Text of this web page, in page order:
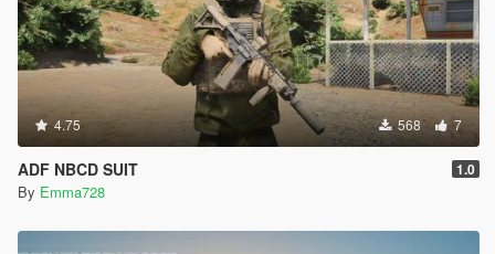
4.75 568 7
ADF NBCD SUIT 1.0
By Emma728